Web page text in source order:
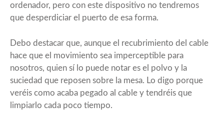
ordenador, pero con este dispositivo no tendremos
que desperdiciar el puerto de esa forma.
Debo destacar que, aunque el recubrimiento del cable
hace que el movimiento sea imperceptible para
nosotros, quien sí lo puede notar es el polvo y la
suciedad que reposen sobre la mesa. Lo digo porque
veréis como acaba pegado al cable y tendréis que
limpiarlo cada poco tiempo.